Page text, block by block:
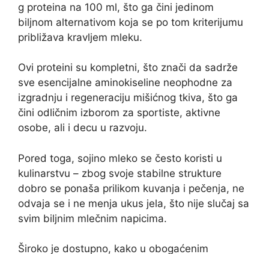
g proteina na 100 ml, što ga čini jedinom
biljnom alternativom koja se po tom kriterijumu
približava kravljem mleku.
Ovi proteini su kompletni, što znači da sadrže
sve esencijalne aminokiseline neophodne za
izgradnju i regeneraciju mišićnog tkiva, što ga
čini odličnim izborom za sportiste, aktivne
osobe, ali i decu u razvoju.
Pored toga, sojino mleko se često koristi u
kulinarstvu – zbog svoje stabilne strukture
dobro se ponaša prilikom kuvanja i pečenja, ne
odvaja se i ne menja ukus jela, što nije slučaj sa
svim biljnim mlečnim napicima.
Široko je dostupno, kako u obogaćenim